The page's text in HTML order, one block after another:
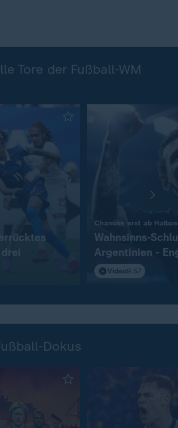
Tore der Fußball-WM
Chancen erst ab
Wahnsinns-
Argentinien -
Video9:57
Dokus